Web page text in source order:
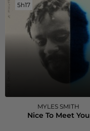
5h17
5h17
MYLES SMITH
Nice To Meet You